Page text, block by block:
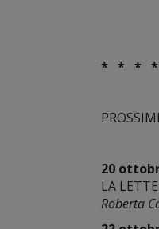
* * *
20
LA
Roberta